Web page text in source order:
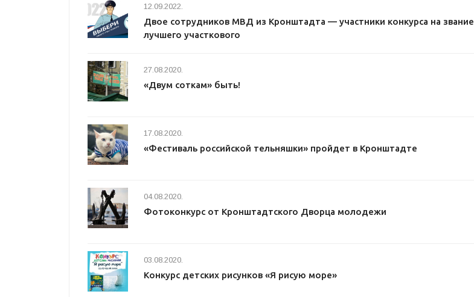
12.09.2022.
Двое сотрудников МВД из Кронштадта — участники конкурса на звание
лучшего участкового
27.08.2020.
«Двум соткам» быть!
17.08.2020.
«Фестиваль российской тельняшки» пройдет в Кронштадте
04.08.2020.
Фотоконкурс от Кронштадтского Дворца молодежи
03.08.2020.
Конкурс детских рисунков «Я рисую море»